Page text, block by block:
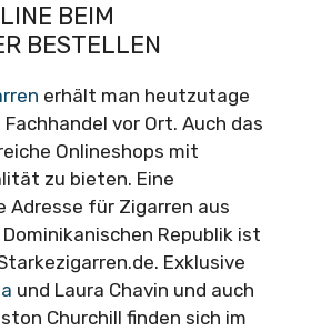
BEIM
BESTELLEN
erhält man heutzutage
vor Ort. Auch das
Onlineshops mit
zu bieten. Eine
für Zigarren aus
Republik ist
Exklusive
und Laura Chavin und auch
Churchill finden sich im